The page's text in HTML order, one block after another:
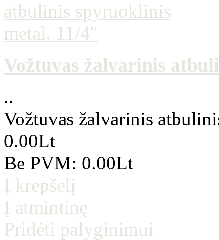
Vožtuvas žalvarinis
..
Vožtuvas žalvarinis
0.00Lt
Be PVM: 0.00Lt
Į krepšelį
Į atmintinę
Pridėti palyginimui